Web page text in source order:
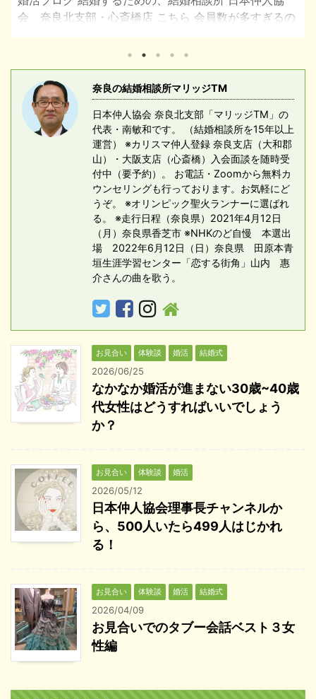
対にやってはならないこと。 ベスト３ No.1 お見合い
会話中で なぜ今まで結婚しなかった「出来なかった」
等の質問は男性の印象を悪くしてしまう。 No.2 服
装 Tシャツ.ジャジーは 絶対ダメ （ネットでの
ZOOMお見合い含む） 「スーツ.ジャケット」着用が
必然 ネクタイははあまり気にしない。 No.3 今まで
のお見合い回数を女性側に聞くこと。 & ...
奈良の結婚相談所マリッジTM
日本仲人協会 奈良北支部「マリッジTM」の
代表・南敏和です。 （結婚相談所を15年以上
運営） ※カリスマ仲人登録 奈良支店（大和郡
山）・大阪支店（心斎橋）入会面談を随時受
付中（要予約）。 お電話・Zoomから無料カ
ウンセリングも行っております。お気軽にど
うぞ。 ※オリンピック聖火ランナーに選ばれ
る。 ※走行日程（奈良県）2021年4月12日
（月）奈良県香芝市 ※NHKのど自慢 本選出
場 2022年6月12日（日）奈良県 田原本青
垣生涯学習センター「恋する街角」山内 惠
介さんの曲を歌う。
お見合い 体験談 婚活 結婚式
2026/06/25
なかなか婚活が進まない30歳~40歳
代女性はどうすればいいでしょう
か？
お見合い 体験談 婚活
2026/05/12
日本仲人協会理事長チャンネルか
ら、500人いたら499人はじかれ
る！
お見合い 体験談 婚活 結婚式
2026/04/09
お見合いでのタブー会話ベスト３女
性編